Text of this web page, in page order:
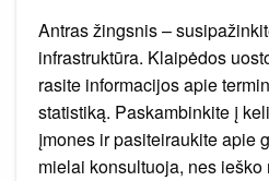
Antras žingsnis –
infrastruktūra. Klaipėdos
rasite informacijos apie
statistiką. Paskambinkite į
įmones ir pasiteiraukite apie
mielai konsultuoja, nes ieško